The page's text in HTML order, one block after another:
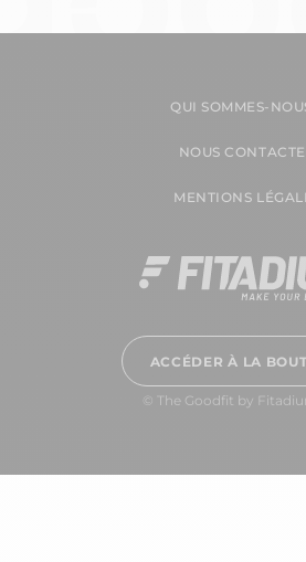
QUI SOMMES-
NOUS
MENTIONS
ACCÉDER À LA
© The Goodfit by